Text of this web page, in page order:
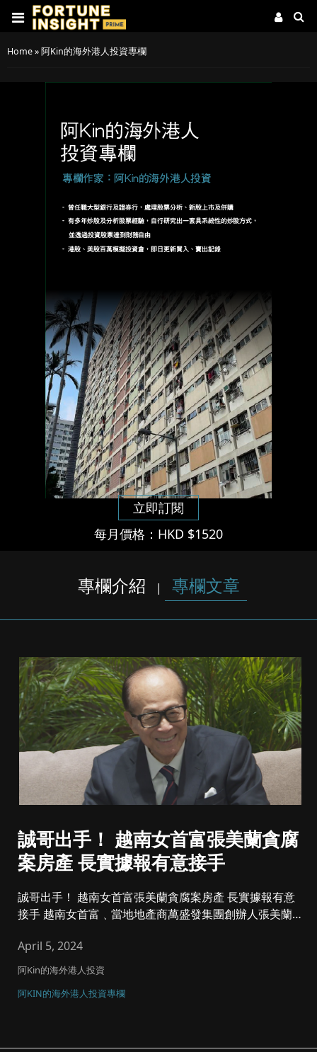
Home»阿Kin的海外港人投資專欄
立即訂閱
每月價格：HKD $1520
專欄介紹 | 專欄文章
誠哥出手！ 越南女首富張美蘭貪腐
案房產 長實據報有意接手
誠哥出手！ 越南女首富張美蘭貪腐案房產 長實據報有意
接手 越南女首富﹑當地地產商萬盛發集團創辦人張美蘭
April 5, 2024
阿Kin的海外港人投資
阿KIN的海外港人投資專欄